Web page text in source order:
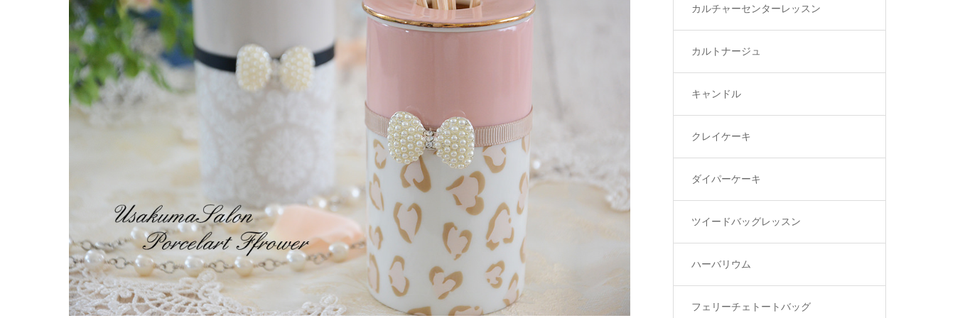
カルチャーセンターレッスン
カルトナージュ
キャンドル
クレイケーキ
ダイパーケーキ
ツイードバッグレッスン
ハーバリウム
フェリーチェトートバッグ